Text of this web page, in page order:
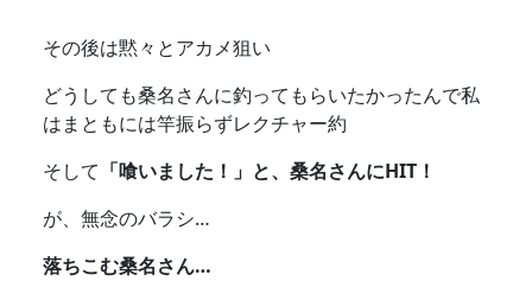
その後は黙々とアカメ狙い
どうしても桑名さんに釣ってもらいたかったんで私
はまともには竿振らずレクチャー約
そして 「喰いました！」と、桑名さんにHIT！
が、無念のバラシ…
落ちこむ桑名さん…